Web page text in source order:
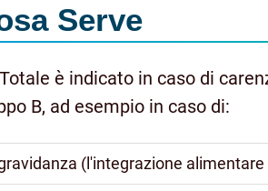
Serve
è indicato in caso di
B, ad esempio in caso di:
(l'integrazione